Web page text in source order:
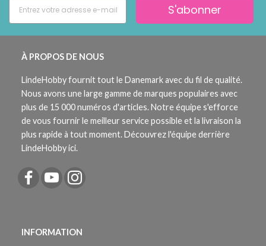
S'abonner
À PROPOS DE NOUS
LindeHobby fournit tout le Danemark avec du fil de qualité.
Nous avons une large gamme de marques populaires avec
plus de 15 000 numéros d'articles. Notre équipe s'efforce
de vous fournir le meilleur service possible et la livraison la
plus rapide à tout moment. Découvrez l'équipe derrière
LindeHobby ici.
INFORMATION